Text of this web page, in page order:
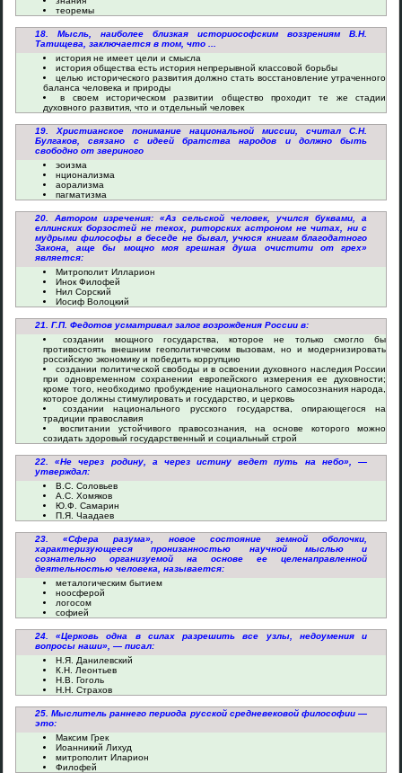
теоремы
18. Мысль, наиболее близкая историософским воззрениям В.Н.
Татищева, заключается в том, что ...
история не имеет цели и смысла
история общества есть история непрерывной классовой борьбы
целью исторического развития должно стать восстановление утраченного
баланса человека и природы
в своем историческом развитии общество проходит те же стадии
духовного развития, что и отдельный человек
19. Христианское понимание национальной миссии, считал С.Н.
Булгаков, связано с идеей братства народов и должно быть
свободно от звериного
эоизма
нционализма
аорализма
пагматизма
20. Автором изречения: «Аз сельской человек, учился буквами, а
еллинских борзостей не текох, риторских астроном не читах, ни с
мудрыми философы в беседе не бывал, учюся книгам благодатного
Закона, аще бы мощно моя грешная душа очистити от грех»
является:
Митрополит Илларион
Инок Филофей
Нил Сорский
Иосиф Волоцкий
21. Г.П. Федотов усматривал залог возрождения России в:
создании мощного государства, которое не только смогло бы
противостоять внешним геополитическим вызовам, но и модернизировать
российскую экономику и победить коррупцию
создании политической свободы и в освоении духовного наследия России
при одновременном сохранении европейского измерения ее духовности;
кроме того, необходимо пробуждение национального самосознания народа,
которое должны стимулировать и государство, и церковь
создании национального русского государства, опирающегося на
традиции православия
воспитании устойчивого правосознания, на основе которого можно
созидать здоровый государственный и социальный строй
22. «Не через родину, а через истину ведет путь на небо», —
утверждал:
В.С. Соловьев
А.С. Хомяков
Ю.Ф. Самарин
П.Я. Чаадаев
23. «Сфера разума», новое состояние земной оболочки,
характеризующееся пронизанностью научной мыслью и
сознательно организуемой на основе ее целенаправленной
деятельностью человека, называется:
металогическим бытием
ноосферой
логосом
софией
24. «Церковь одна в силах разрешить все узлы, недоумения и
вопросы наши», — писал:
Н.Я. Данилевский
К.Н. Леонтьев
Н.В. Гоголь
Н.Н. Страхов
25. Мыслитель раннего периода русской средневековой философии —
это:
Максим Грек
Иоанникий Лихуд
митрополит Иларион
Филофей